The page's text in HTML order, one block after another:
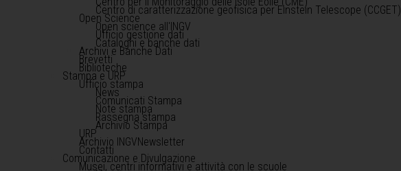
Centro di caratterizzazione geofisica per Einstein Telescope (CCGET)
Open Science
Open science all'INGV
Ufficio gestione dati
Cataloghi e banche dati
Archivi e Banche Dati
Brevetti
Biblioteche
Stampa e URP
Ufficio stampa
News
Comunicati Stampa
Note stampa
Rassegna stampa
Archivio Stampa
URP
Archivio INGVNewsletter
Contatti
Comunicazione e Divulgazione
Musei, centri informativi e attività con le scuole